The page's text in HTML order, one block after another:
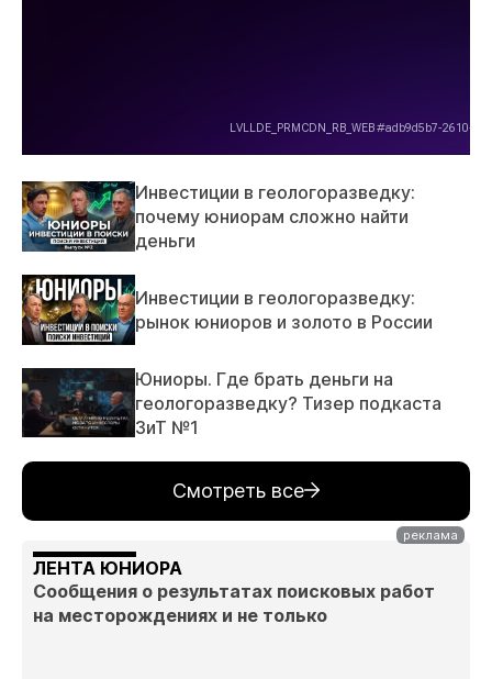
Инвестиции в геологоразведку:
почему юниорам сложно найти
деньги
Инвестиции в геологоразведку:
рынок юниоров и золото в России
Юниоры. Где брать деньги на
геологоразведку? Тизер подкаста
ЗиТ №1
Смотреть все
ЛЕНТА ЮНИОРА
Сообщения о результатах поисковых работ
на месторождениях и не только